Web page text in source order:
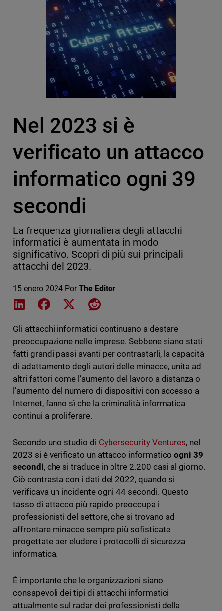
Nel 2023 si è
verificato un attacco
informatico ogni 39
secondi
La frequenza giornaliera degli attacchi
informatici è aumentata in modo
significativo. Scopri di più sui principali
attacchi del 2023.
15 enero 2024 Por The Editor
Share on LinkedIn
Share on Facebook
Share on XShare on Reddit
Gli attacchi informatici continuano a destare
preoccupazione nelle imprese. Sebbene siano stati
fatti grandi passi avanti per contrastarli, la capacità
di adattamento degli autori delle minacce, unita ad
altri fattori come l’aumento del lavoro a distanza o
l’aumento del numero di dispositivi con accesso a
Internet, fanno sì che la criminalità informatica
continui a proliferare.
Secondo uno studio di Cybersecurity Ventures, nel
2023 si è verificato un attacco informaticoogni 39
secondi, che si traduce in oltre 2.200 casi al giorno.
Ciò contrasta con i dati del 2022, quando si
verificava un incidente ogni 44 secondi. Questo
tasso di attacco più rapido preoccupa i
professionisti del settore, che si trovano ad
affrontare minacce sempre più sofisticate
progettate per eludere i protocolli di sicurezza
informatica.
È importante che le organizzazioni siano
consapevoli dei tipi di attacchi informatici
attualmente sul radar dei professionisti della